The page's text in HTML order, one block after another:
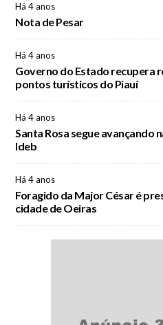
Há 4 anos
Nota de Pesar
Há 4 anos
Governo do Estado recupera
pontos turísticos do Piauí
Há 4 anos
Santa Rosa segue avançando
Ideb
Há 4 anos
Foragido da Major César é
cidade de Oeiras